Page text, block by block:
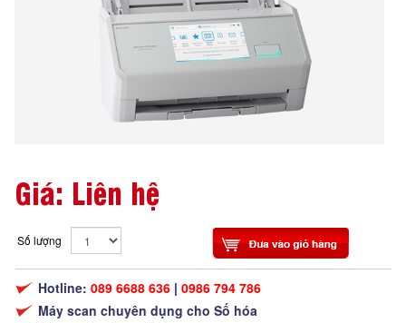
Giá: Liên hệ
Số lượng
Hotline: 089 6688 636 | 0986 794 786
Máy scan chuyên dụng cho Số hóa